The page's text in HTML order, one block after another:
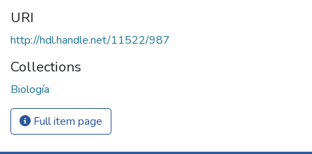
URI
http://hdl.handle.net/11522/987
Collections
Biología
Full item page